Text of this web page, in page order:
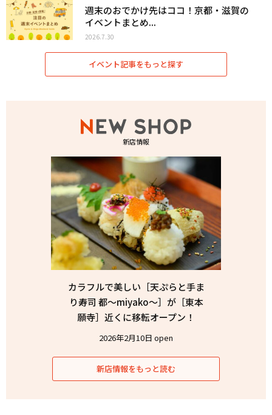
週末のおでかけ先はココ！京都・滋賀の
イベントまとめ...
2026.7.30
イベント記事をもっと探す
新店情報
カラフルで美しい［天ぷらと手ま
り寿司 都〜miyako〜］が［東本
願寺］近くに移転オープン！
2026年2月10日 open
新店情報をもっと読む